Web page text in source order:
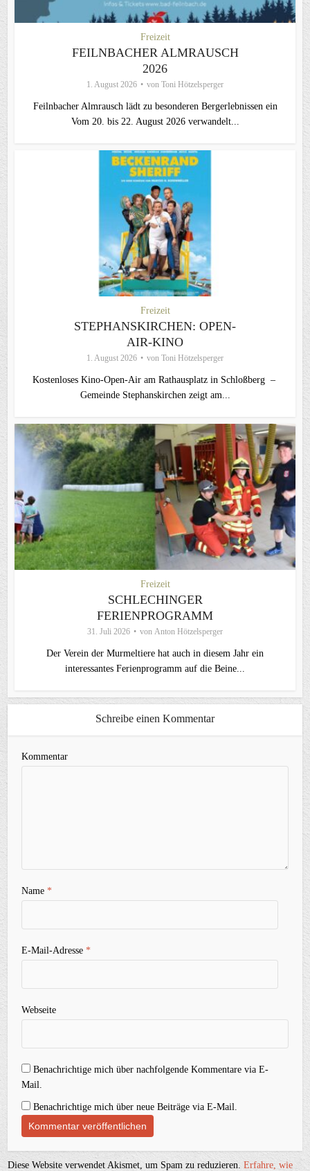
Freizeit
FEILNBACHER ALMRAUSCH
2026
1. August 2026 von Toni Hötzelsperger
Feilnbacher Almrausch lädt zu besonderen Bergerlebnissen ein
Vom 20. bis 22. August 2026 verwandelt...
Freizeit
STEPHANSKIRCHEN: OPEN-
AIR-KINO
1. August 2026 von Toni Hötzelsperger
Kostenloses Kino-Open-Air am Rathausplatz in Schloßberg –
Gemeinde Stephanskirchen zeigt am...
Freizeit
SCHLECHINGER
FERIENPROGRAMM
31. Juli 2026 von Anton Hötzelsperger
Der Verein der Murmeltiere hat auch in diesem Jahr ein
interessantes Ferienprogramm auf die Beine...
Schreibe einen Kommentar
Kommentar
Name*
E-Mail-Adresse*
Webseite
Benachrichtige mich über nachfolgende Kommentare via E-
Mail.
Benachrichtige mich über neue Beiträge via E-Mail.
Diese Website verwendet Akismet, um Spam zu reduzieren.Erfahre, wie